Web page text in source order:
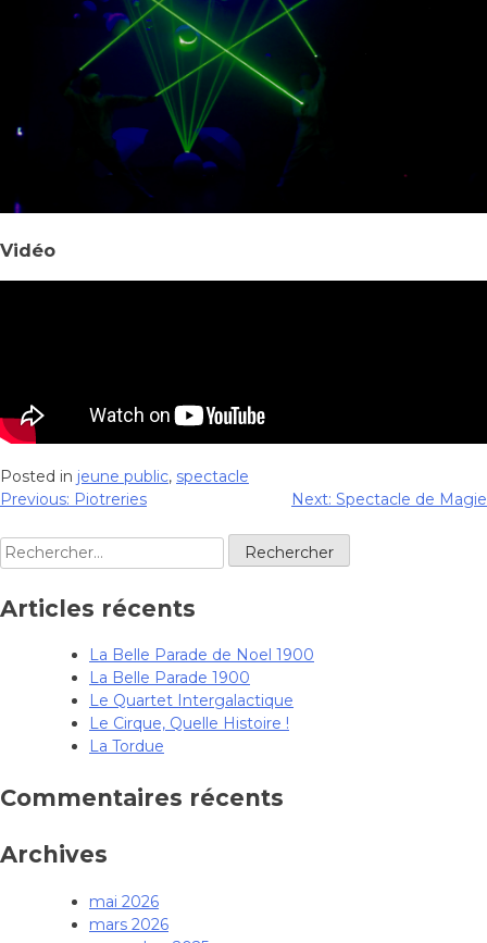
Vidéo
Posted in jeune public, spectacle
Navigation
de
l’article
Previous: Piotreries Next: Spectacle de Magie
Rechercher :
Articles récents
La Belle Parade de Noel 1900
La Belle Parade 1900
Le Quartet Intergalactique
Le Cirque, Quelle Histoire !
La Tordue
Commentaires récents
Archives
mai 2026
mars 2026